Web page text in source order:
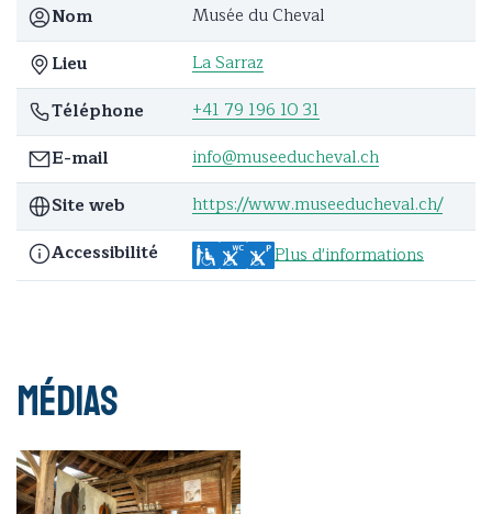
Nom
Musée du Cheval
Lieu
La Sarraz
Téléphone
+41 79 196 10 31
E-mail
info@museeducheval.ch
Site web
https://www.museeducheval.ch/
Accessibilité
Plus d'informations
Médias